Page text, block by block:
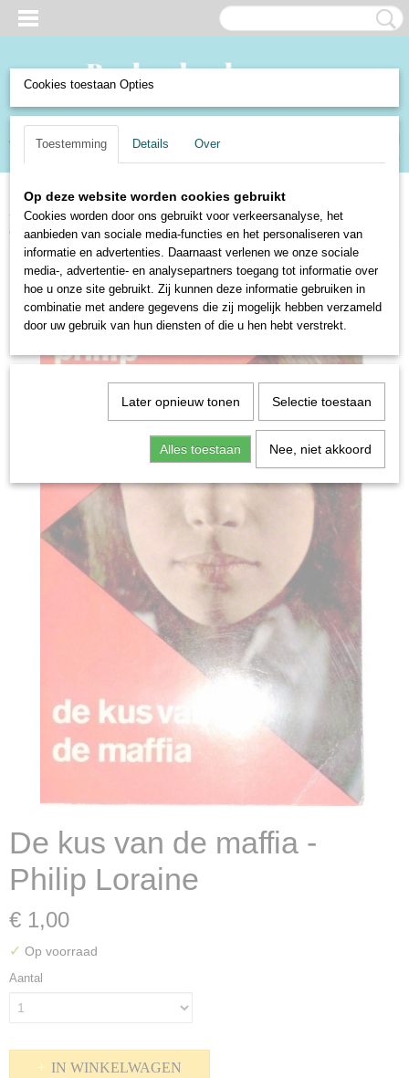
Inloggen Registreren
(0)
Home>Boeken en Strips> Boeken>Fictie>Detectives> De kus van de
maffia - Philip Loraine
De kus van de maffia -
Philip Loraine
€ 1,00
✓ Op voorraad
Aantal
IN WINKELWAGEN
Cookies toestaan Opties
Toestemming Details Over
Op deze website worden cookies gebruikt
Cookies worden door ons gebruikt voor verkeersanalyse, het
aanbieden van sociale media-functies en het personaliseren van
informatie en advertenties. Daarnaast verlenen we onze sociale
media-, advertentie- en analysepartners toegang tot informatie over
hoe u onze site gebruikt. Zij kunnen deze informatie gebruiken in
combinatie met andere gegevens die zij mogelijk hebben verzameld
door uw gebruik van hun diensten of die u hen hebt verstrekt.
Later opnieuw tonen Selectie toestaan
Alles toestaan Nee, niet akkoord